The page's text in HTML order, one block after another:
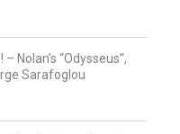
Nolan’s “Odysseus”,
Sarafoglou